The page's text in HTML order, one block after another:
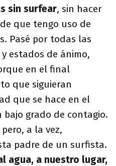
sin surfear, sin hacer
que tengo uso de
Pasé por todas las
estados de ánimo,
en el final
que siguieran
que se hace en el
grado de contagio.
a la vez,
padre de un surfista.
agua, a nuestro lugar,